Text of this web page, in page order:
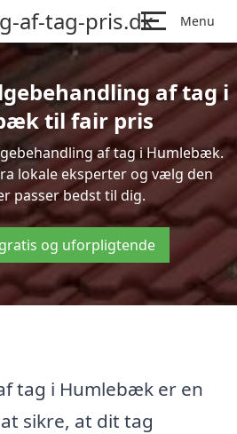
af-tag-pris.dk Menu
af tag i
til fair pris
af tag i Humlebæk.
lokale eksperter og vælg den
passer bedst til dig.
og uforpligtende
tag i Humlebæk er en
sikre, at dit tag